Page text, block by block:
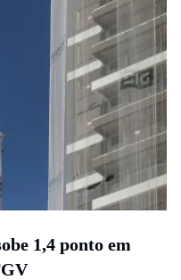
1,4 ponto em